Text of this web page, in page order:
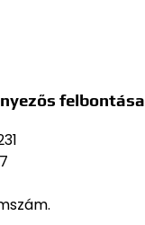
felbontása